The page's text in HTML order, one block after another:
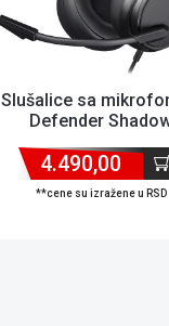
Slušalice sa
Defender
4.490,00
**cene su izražene u RSD